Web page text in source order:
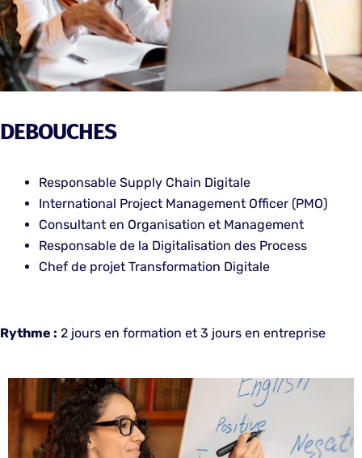
DEBOUCHES
Responsable Supply Chain Digitale
International Project Management Officer (PMO)
Consultant en Organisation et Management
Responsable de la Digitalisation des Process
Chef de projet Transformation Digitale
Rythme : 2 jours en formation et 3 jours en entreprise